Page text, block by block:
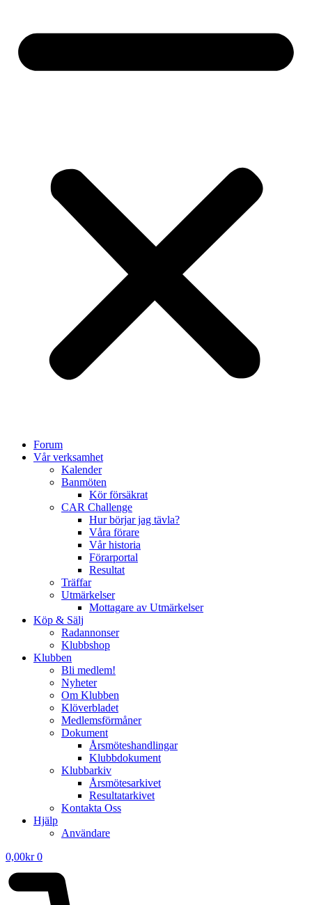
Forum
Vår verksamhet
Kalender
Banmöten
Kör försäkrat
CAR Challenge
Hur börjar jag tävla?
Våra förare
Vår historia
Förarportal
Resultat
Träffar
Utmärkelser
Mottagare av Utmärkelser
Köp & Sälj
Radannonser
Klubbshop
Klubben
Bli medlem!
Nyheter
Om Klubben
Klöverbladet
Medlemsförmåner
Dokument
Årsmöteshandlingar
Klubbdokument
Klubbarkiv
Årsmötesarkivet
Resultatarkivet
Kontakta Oss
Hjälp
Användare
0,00kr 0